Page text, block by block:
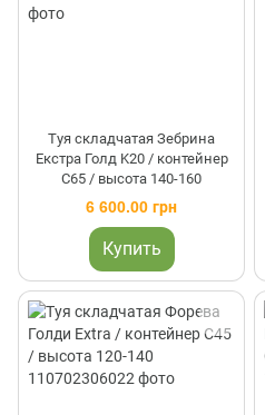
Туя складчатая Зебрина
Екстра Голд K20 / контейнер
C65 / высота 140-160
6 600.00 грн
Купить